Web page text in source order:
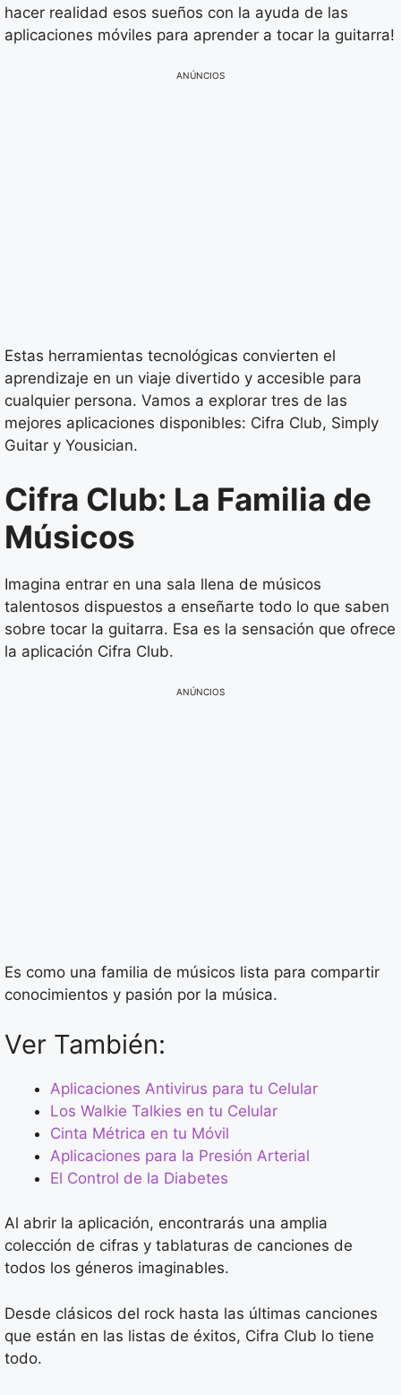
hacer realidad esos sueños con la ayuda de las
aplicaciones móviles para aprender a tocar la guitarra!
ANÚNCIOS
Estas herramientas tecnológicas convierten el
aprendizaje en un viaje divertido y accesible para
cualquier persona. Vamos a explorar tres de las
mejores aplicaciones disponibles: Cifra Club, Simply
Guitar y Yousician.
Cifra Club: La Familia de
Músicos
Imagina entrar en una sala llena de músicos
talentosos dispuestos a enseñarte todo lo que saben
sobre tocar la guitarra. Esa es la sensación que ofrece
la aplicación Cifra Club.
ANÚNCIOS
Es como una familia de músicos lista para compartir
conocimientos y pasión por la música.
Ver También:
Aplicaciones Antivirus para tu Celular
Los Walkie Talkies en tu Celular
Cinta Métrica en tu Móvil
Aplicaciones para la Presión Arterial
El Control de la Diabetes
Al abrir la aplicación, encontrarás una amplia
colección de cifras y tablaturas de canciones de
todos los géneros imaginables.
Desde clásicos del rock hasta las últimas canciones
que están en las listas de éxitos, Cifra Club lo tiene
todo.